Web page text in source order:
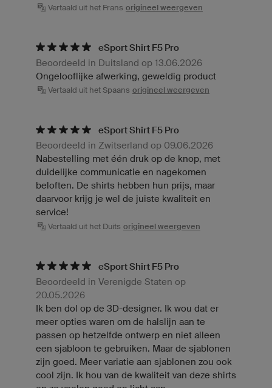
Vertaald uit het Frans origineel weergeven
eSport Shirt F5 Pro
Beoordeeld in Duitsland op 13.06.2026
Ongelooflijke afwerking, geweldig product
Vertaald uit het Spaans origineel weergeven
eSport Shirt F5 Pro
Beoordeeld in Zwitserland op 09.06.2026
Nabestelling met één druk op de knop, met
duidelijke communicatie en nagekomen
beloften. De shirts hebben hun prijs, maar
daarvoor krijg je wel de juiste kwaliteit en
service!
Vertaald uit het Duits origineel weergeven
eSport Shirt F5 Pro
Beoordeeld in Verenigde Staten op
20.05.2026
Ik ben dol op de 3D-designer. Ik wou dat er
meer opties waren om de halslijn aan te
passen op hetzelfde ontwerp en niet alleen
een sjabloon te gebruiken. Maar de sjablonen
zijn goed. Meer variatie aan sjablonen zou ook
cool zijn. Ik hou van de kwaliteit van deze shirts